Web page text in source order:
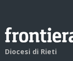
Diocesi di Rieti